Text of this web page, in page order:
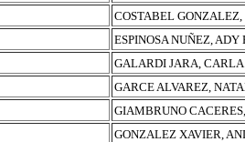
COSTABEL
ESPINOSA NUÑEZ, ADY
GALARDI JARA,
GARCE ALVAREZ,
GIAMBRUNO
GONZALEZ XAVIER,